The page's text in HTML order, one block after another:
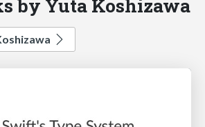
by Yuta Koshizawa